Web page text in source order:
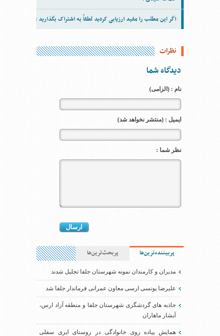
اگر این مطلب را مفید ارزیابی کردید لطفاً به اشتراک بگذارید :
نظرات
دیدگاه شما
نام : (الزامی)
ایمیل : (منتشر نخواهد شد)
نظر شما :
پربیننده‌ترین‌ها پربحث‌ترین‌ها
مدیران و کارمندان نمونه شهرستان جلفا تجلیل شدند
علیرضا یونسی ارسی معاون عمرانی فرماندار جلفا شد
جاذبه های گردشگری شهرستان جلفا و منطقه آزاد ارس،
آبشار ماهاران
همایش پیاده روی خانوادگی در روستای ایری سفلی